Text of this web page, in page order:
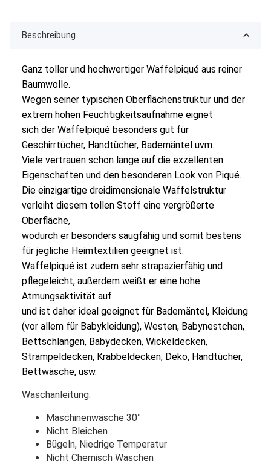
Beschreibung
Ganz toller und hochwertiger Waffelpiqué aus reiner
Baumwolle.
Wegen seiner typischen Oberflächenstruktur und der
extrem hohen Feuchtigkeitsaufnahme eignet
sich der Waffelpiqué besonders gut für
Geschirrtücher, Handtücher, Bademäntel uvm.
Viele vertrauen schon lange auf die exzellenten
Eigenschaften und den besonderen Look von Piqué.
Die einzigartige dreidimensionale Waffelstruktur
verleiht diesem tollen Stoff eine vergrößerte
Oberfläche,
wodurch er besonders saugfähig und somit bestens
für jegliche Heimtextilien geeignet ist.
Waffelpiqué ist zudem sehr strapazierfähig und
pflegeleicht, außerdem weißt er eine hohe
Atmungsaktivität auf
und ist daher ideal geeignet für Bademäntel, Kleidung
(vor allem für Babykleidung), Westen, Babynestchen,
Bettschlangen, Babydecken, Wickeldecken,
Strampeldecken, Krabbeldecken, Deko, Handtücher,
Bettwäsche, usw.
Waschanleitung:
Maschinenwäsche 30°
Nicht Bleichen
Bügeln, Niedrige Temperatur
Nicht Chemisch Waschen